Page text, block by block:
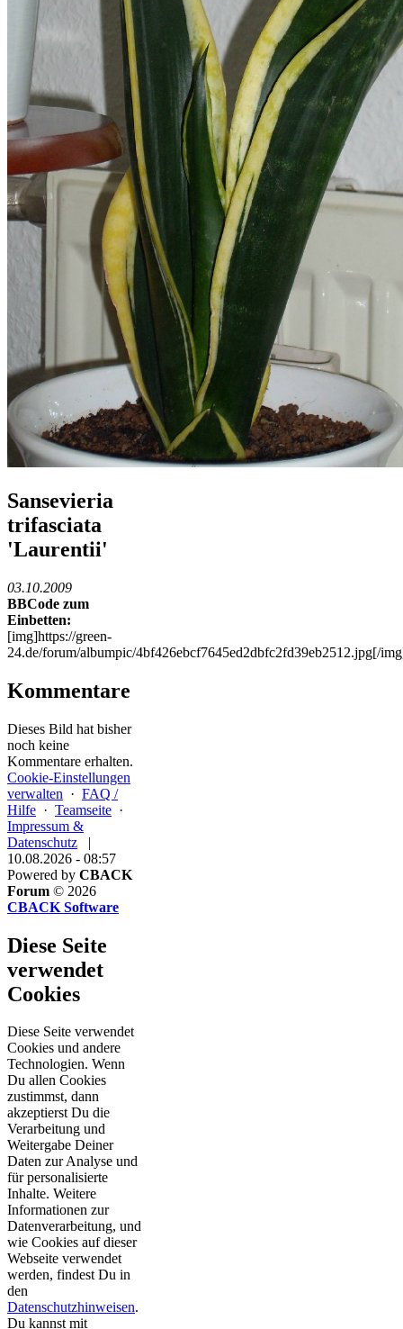
Sansevieria
trifasciata
'Laurentii'
03.10.2009
BBCode zum
Einbetten:
[img]https://green-
24.de/forum/albumpic/4bf426ebcf7645ed2dbfc2fd39eb2512.jpg[/
Kommentare
Dieses Bild hat bisher
noch keine
Kommentare erhalten.
Cookie-Einstellungen
verwalten · FAQ /
Hilfe · Teamseite ·
Impressum &
Datenschutz |
10.08.2026 - 08:57
Powered by CBACK
Forum © 2026
CBACK Software
Diese Seite
verwendet
Cookies
Diese Seite verwendet
Cookies und andere
Technologien. Wenn
Du allen Cookies
zustimmst, dann
akzeptierst Du die
Verarbeitung und
Weitergabe Deiner
Daten zur Analyse und
für personalisierte
Inhalte. Weitere
Informationen zur
Datenverarbeitung, und
wie Cookies auf dieser
Webseite verwendet
werden, findest Du in
den
Datenschutzhinweisen.
Du kannst mit